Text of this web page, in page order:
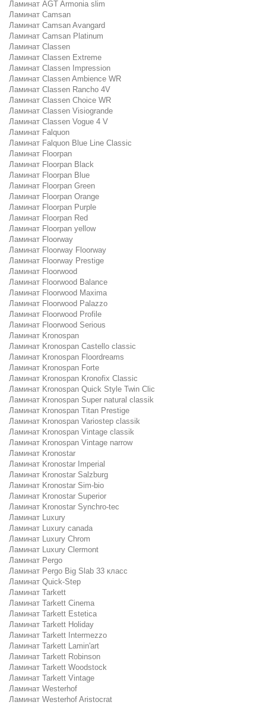
Ламинат AGT Armonia slim
Ламинат Camsan
Ламинат Camsan Avangard
Ламинат Camsan Platinum
Ламинат Classen
Ламинат Classen Extreme
Ламинат Classen Impression
Ламинат Classen Ambience WR
Ламинат Classen Rancho 4V
Ламинат Classen Choice WR
Ламинат Classen Visiogrande
Ламинат Classen Vogue 4 V
Ламинат Falquon
Ламинат Falquon Blue Line Classic
Ламинат Floorpan
Ламинат Floorpan Black
Ламинат Floorpan Blue
Ламинат Floorpan Green
Ламинат Floorpan Orange
Ламинат Floorpan Purple
Ламинат Floorpan Red
Ламинат Floorpan yellow
Ламинат Floorway
Ламинат Floorway Floorway
Ламинат Floorway Prestige
Ламинат Floorwood
Ламинат Floorwood Balance
Ламинат Floorwood Maxima
Ламинат Floorwood Palazzo
Ламинат Floorwood Profile
Ламинат Floorwood Serious
Ламинат Kronospan
Ламинат Kronospan Castello classic
Ламинат Kronospan Floordreams
Ламинат Kronospan Forte
Ламинат Kronospan Kronofix Classic
Ламинат Kronospan Quick Style Twin Clic
Ламинат Kronospan Super natural classik
Ламинат Kronospan Titan Prestige
Ламинат Kronospan Variostep classik
Ламинат Kronospan Vintage classik
Ламинат Kronospan Vintage narrow
Ламинат Kronostar
Ламинат Kronostar Imperial
Ламинат Kronostar Salzburg
Ламинат Kronostar Sim-bio
Ламинат Kronostar Superior
Ламинат Kronostar Synchro-tec
Ламинат Luxury
Ламинат Luxury canada
Ламинат Luxury Chrom
Ламинат Luxury Clermont
Ламинат Pergo
Ламинат Pergo Big Slab 33 класс
Ламинат Quick-Step
Ламинат Tarkett
Ламинат Tarkett Cinema
Ламинат Tarkett Estetica
Ламинат Tarkett Holiday
Ламинат Tarkett Intermezzo
Ламинат Tarkett Lamin'art
Ламинат Tarkett Robinson
Ламинат Tarkett Woodstock
Ламинат Tarkett Vintage
Ламинат Westerhof
Ламинат Westerhof Aristocrat